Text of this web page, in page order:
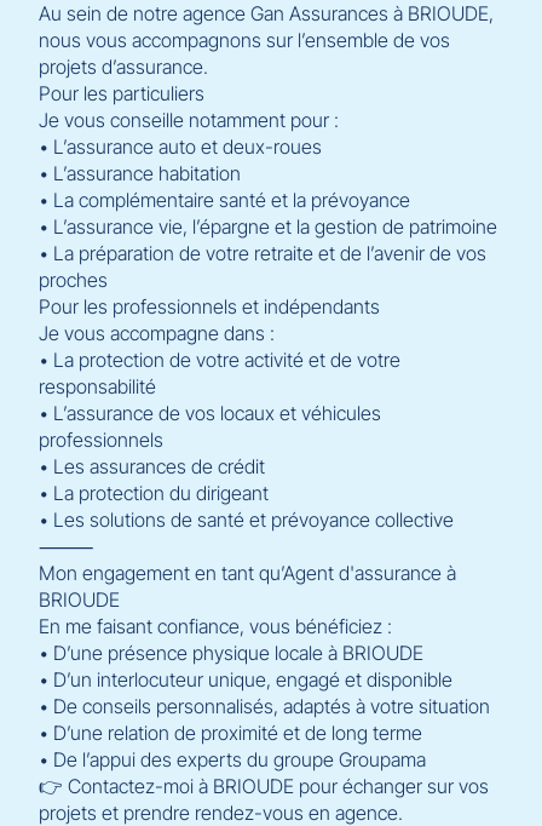
Au sein de notre agence Gan Assurances à BRIOUDE,
nous vous accompagnons sur l’ensemble de vos
projets d’assurance.
Pour les particuliers
Je vous conseille notamment pour :
• L’assurance auto et deux-roues
• L’assurance habitation
• La complémentaire santé et la prévoyance
• L’assurance vie, l’épargne et la gestion de patrimoine
• La préparation de votre retraite et de l’avenir de vos
proches
Pour les professionnels et indépendants
Je vous accompagne dans :
• La protection de votre activité et de votre
responsabilité
• L’assurance de vos locaux et véhicules
professionnels
• Les assurances de crédit
• La protection du dirigeant
• Les solutions de santé et prévoyance collective
⸻
Mon engagement en tant qu’Agent d'assurance à
BRIOUDE
En me faisant confiance, vous bénéficiez :
• D’une présence physique locale à BRIOUDE
• D’un interlocuteur unique, engagé et disponible
• De conseils personnalisés, adaptés à votre situation
• D’une relation de proximité et de long terme
• De l’appui des experts du groupe Groupama
👉 Contactez-moi à BRIOUDE pour échanger sur vos
projets et prendre rendez-vous en agence.